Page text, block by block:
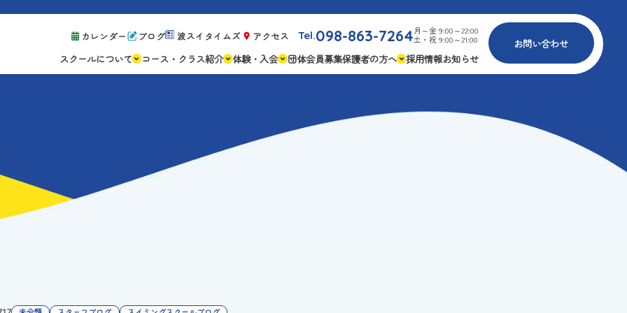
カレンダー ブログ 波スイタイムズ アクセス Tel.098-863-7264月～金 9:00～22:00
土・祝 9:00～21:00
お問い合わせ
スクールについて
コース・クラス紹介 体験・入会
キャンペーン情報
よくある質問
団体会員募集保護者の方へ
ゴールデンエイジ
採用情報お知らせ